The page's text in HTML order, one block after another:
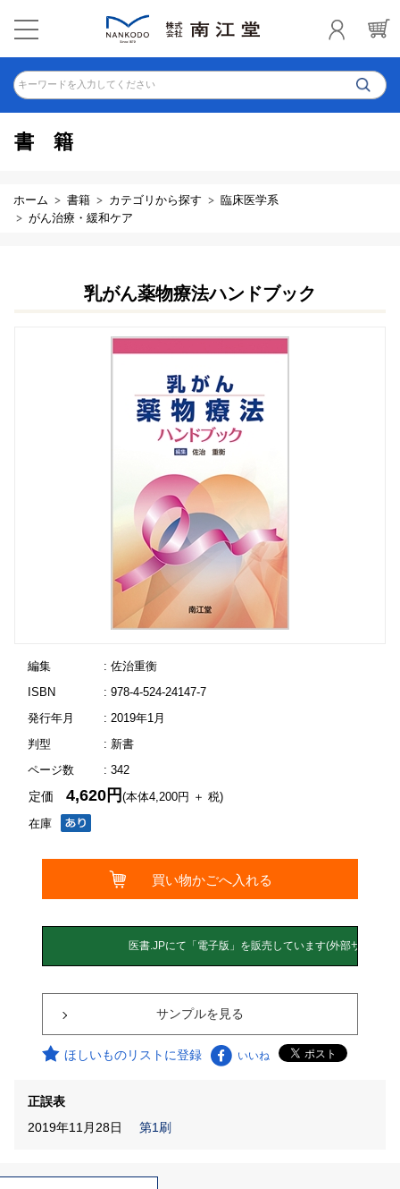
キーワードを入力してください
書籍
ホーム 書籍 カテゴリから探す
臨床医学系
がん治療・緩和ケア
乳がん薬物療法ハンドブック
編集
: 佐治重衡
ISBN
: 978-4-524-24147-7
発行年月
: 2019年1月
判型
: 新書
ページ数
: 342
在庫
定価4,620円(本体4,200円 ＋ 税)
サンプルを見る
ほしいものリストに登録 いいね
正誤表
2019年11月28日
第1刷